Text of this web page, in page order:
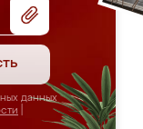
данных